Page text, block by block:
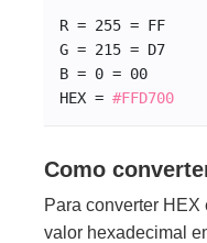
R = 255 = FF
G = 215 = D7
B = 0 = 00
HEX = #FFD700
Como
Para converter
valor hexadecimal